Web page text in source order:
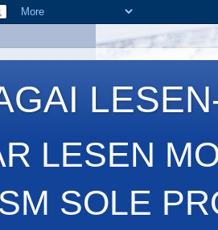
LESEN
SOLE